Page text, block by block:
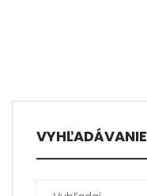
VYHĽADÁVANIE